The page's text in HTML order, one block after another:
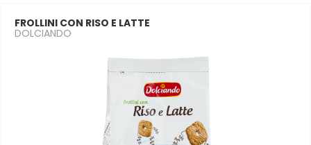
FROLLINI CON RISO E LATTE
DOLCIANDO